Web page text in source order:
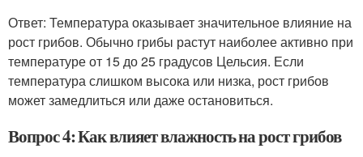
Ответ: Температура оказывает значительное влияние на
рост грибов. Обычно грибы растут наиболее активно при
температуре от 15 до 25 градусов Цельсия. Если
температура слишком высока или низка, рост грибов
может замедлиться или даже остановиться.
Вопрос 4: Как влияет влажность на рост грибов